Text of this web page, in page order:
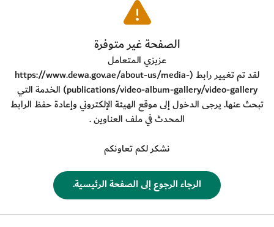
​الصفحة غير متوفرة
عزيزي المتعامل
لقد تم تغيير رابط (https://www.dewa.gov.ae/about-us/media-
publications/video-album-gallery/video-gallery) الخدمة التي
تبحث عنها. يرجى الدخول إلى موقع الهيئة الإلكتروني وإعادة حفظ الرابط
المحدث في ملف العناوين .
نشكر لكم تعاونكم
​الرجاء الرجوع إلى الصفحة الرئيسية.